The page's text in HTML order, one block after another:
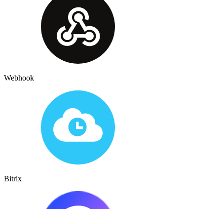
Webhook
Bitrix